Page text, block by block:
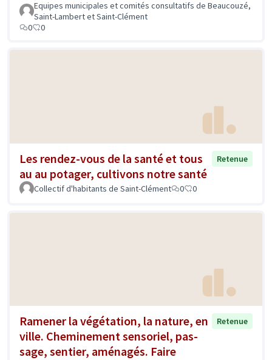
Equipes municipales et comités consultatifs de Beaucouzé,
Saint-Lambert et Saint-Clément
0
0
Les rendez-vous de la santé et tous
au au potager, cultivons notre santé
Retenue
Collectif d'habitants de Saint-Clément 0 0
Ramener la végétation, la nature, en
ville. Cheminement sensoriel, pas-
sage, sentier, aménagés. Faire
Retenue